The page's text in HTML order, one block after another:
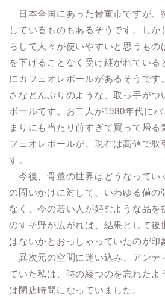
日本全国にあった骨董市ですが、
しているものもあるそうです。しか
らしで人々が使いやすいと思うもの
を下げることなく受け継がれている
にカフェオレボールがあるそうです
さなどんぶりのような、取っ手がつ
ボールです。お二人が1980年代に
まりにも当たり前すぎて買って帰る
フェオレボールが、現在は高値で取
す。
今後、骨董の世界はどうなってい
の問いかけに対して、いわゆる値の
なく、今の若い人が好むような品を
のすそ野が広がれば、結果として後
はないかとおっしゃっていたのが
異次元の空間に迷い込み、アンテ
ていた私は、時の経つのを忘れたよ
は閉店時間になっていました。